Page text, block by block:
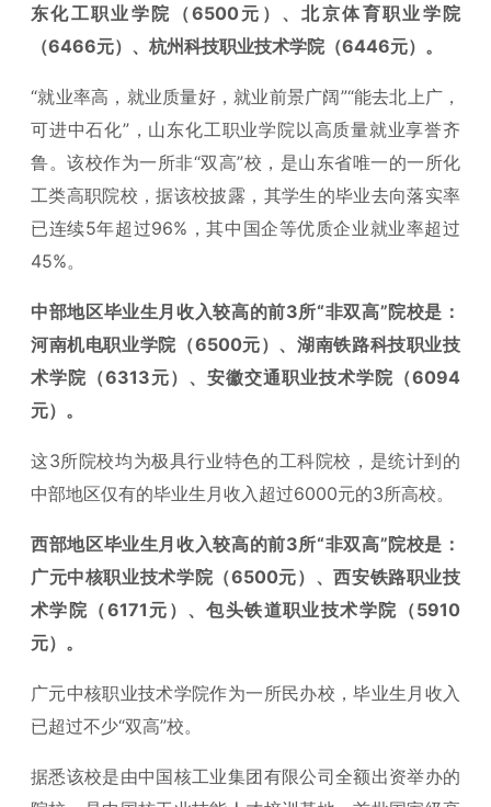
东化工职业学院（6500元）、北京体育职业学院
（6466元）、杭州科技职业技术学院（6446元）。
“就业率高，就业质量好，就业前景广阔”“能去北上广，
可进中石化”，山东化工职业学院以高质量就业享誉齐
鲁。该校作为一所非“双高”校，是山东省唯一的一所化
工类高职院校，据该校披露，其学生的毕业去向落实率
已连续5年超过96%，其中国企等优质企业就业率超过
45%。
中部地区毕业生月收入较高的前3所“非双高”院校是：
河南机电职业学院（6500元）、湖南铁路科技职业技
术学院（6313元）、安徽交通职业技术学院（6094
元）。
这3所院校均为极具行业特色的工科院校，是统计到的
中部地区仅有的毕业生月收入超过6000元的3所高校。
西部地区毕业生月收入较高的前3所“非双高”院校是：
广元中核职业技术学院（6500元）、西安铁路职业技
术学院（6171元）、包头铁道职业技术学院（5910
元）。
广元中核职业技术学院作为一所民办校，毕业生月收入
已超过不少“双高”校。
据悉该校是由中国核工业集团有限公司全额出资举办的